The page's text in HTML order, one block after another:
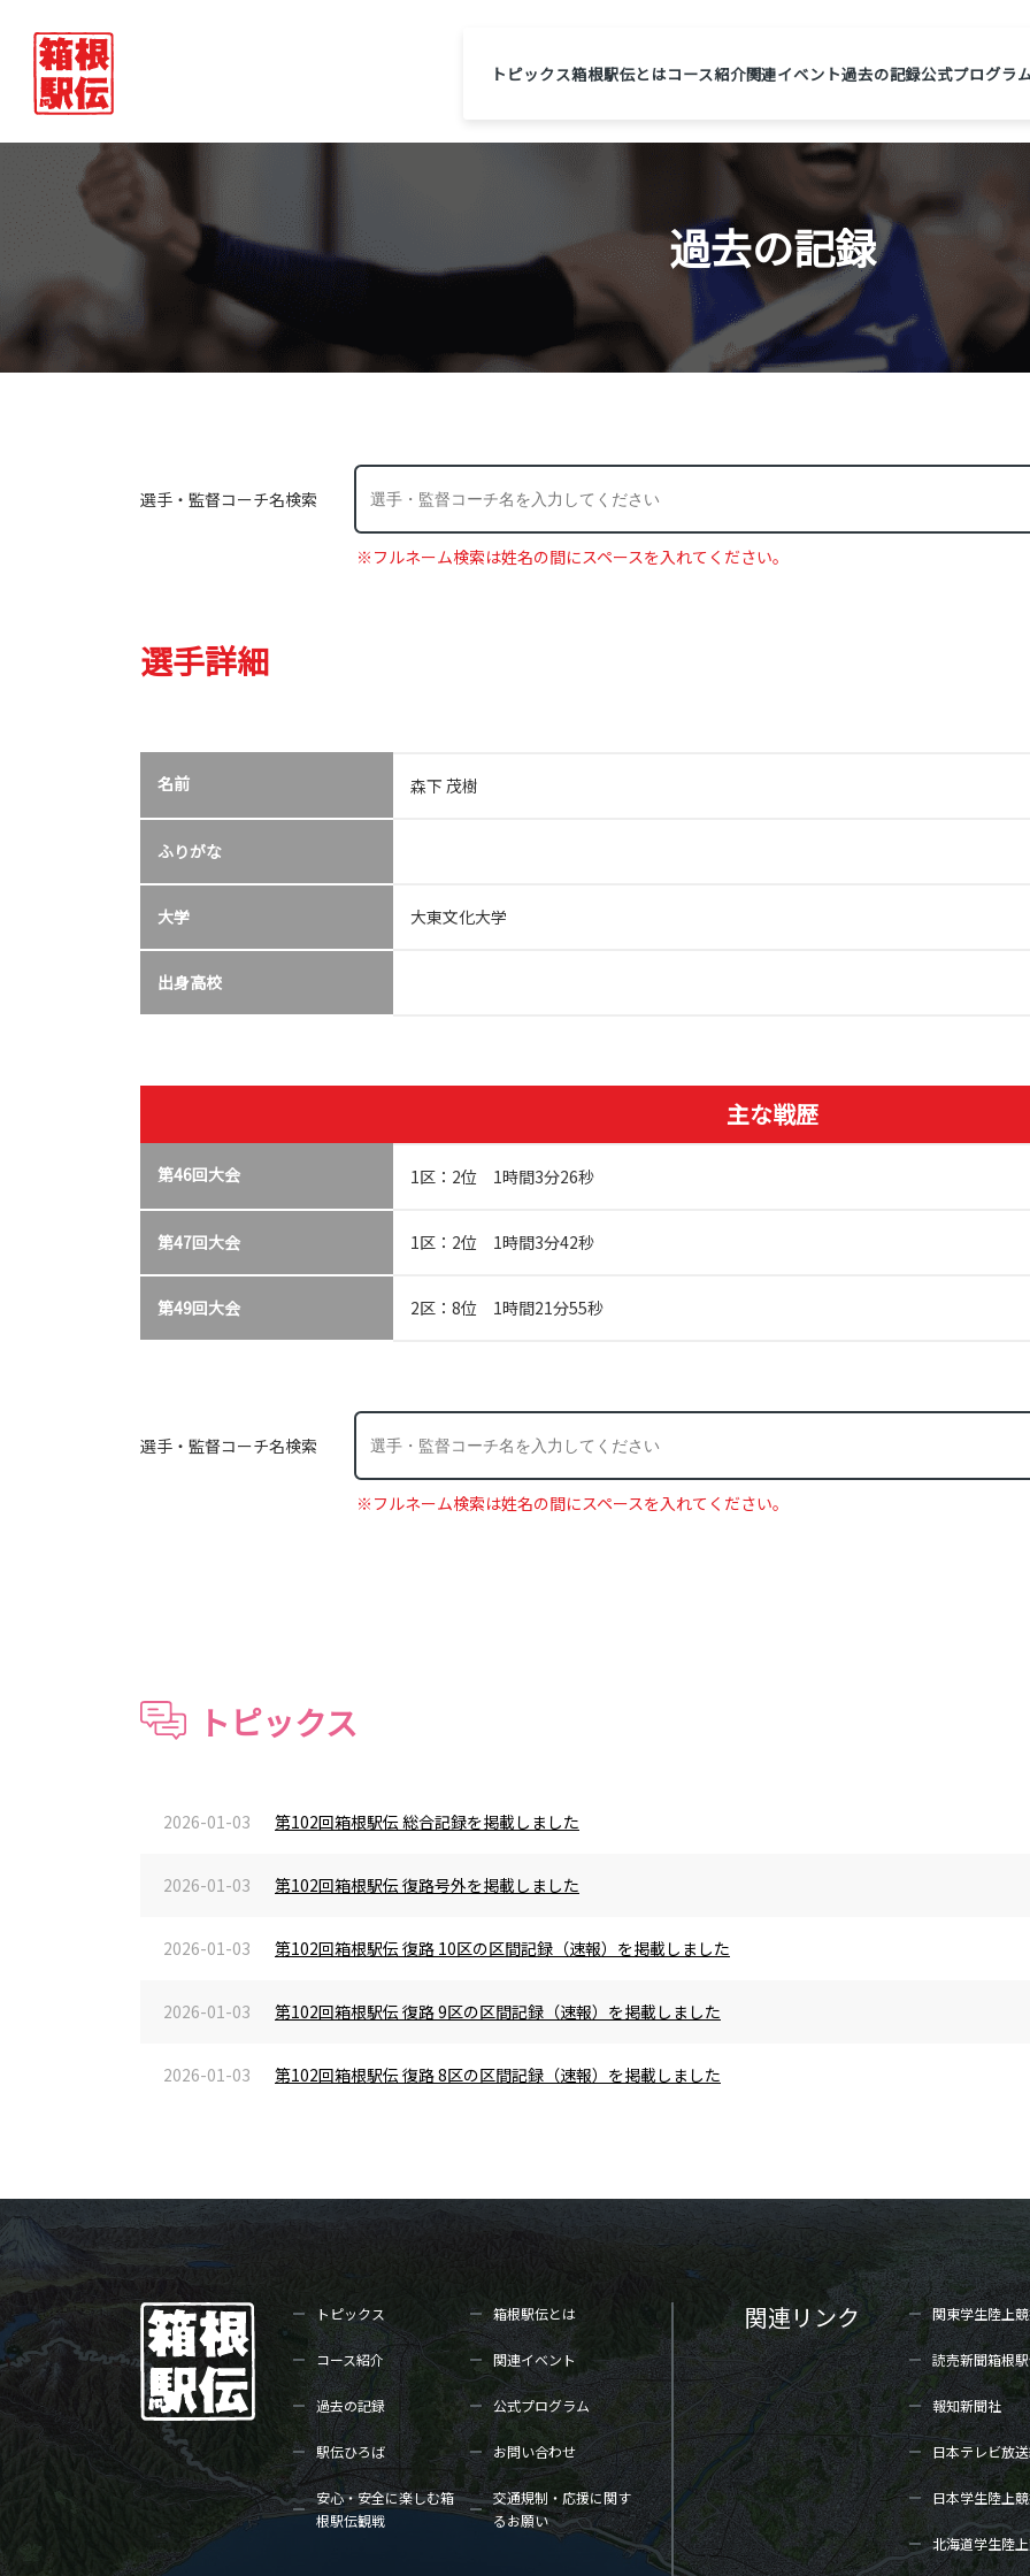
トピックス箱根駅伝とはコース紹介関連イベント過去の記録公式プログラ
過去の記録
選手・監督コーチ名検索
※フルネーム検索は姓名の間にスペースを入れてください。
選手詳細
名前 森下 茂樹
ふりがな
大学 大東文化大学
出身高校
主な戦歴
第46回大会 1区：2位 1時間3分26秒
第47回大会 1区：2位 1時間3分42秒
第49回大会 2区：8位 1時間21分55秒
選手・監督コーチ名検索
※フルネーム検索は姓名の間にスペースを入れてください。
トピックス
2026-01-03 第102回箱根駅伝 総合記録を掲載しました
2026-01-03 第102回箱根駅伝 復路号外を掲載しました
2026-01-03 第102回箱根駅伝 復路 10区の区間記録（速報）を掲載しました
2026-01-03 第102回箱根駅伝 復路 9区の区間記録（速報）を掲載しました
2026-01-03 第102回箱根駅伝 復路 8区の区間記録（速報）を掲載しました
トピックス 箱根駅伝とは
コース紹介 関連イベント
過去の記録 公式プログラム
駅伝ひろば お問い合わせ
安心・安全に楽しむ箱
根駅伝観戦
交通規制・応援に関す
るお願い
関連リンク 関東学生陸上
読売新聞箱根
報知新聞社
日本テレビ放
日本学生陸上
北海道学生陸上